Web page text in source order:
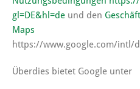
gl=DE&hl=de und den
Maps
https://www.google.com/intl/
Überdies bietet Google unter